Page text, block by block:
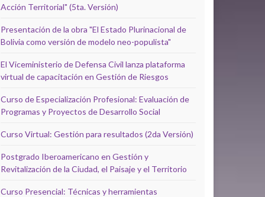
Acción Territorial" (5ta. Versión)
Presentación de la obra "El Estado Plurinacional de
Bolivia como versión de modelo neo-populista"
El Viceministerio de Defensa Civil lanza plataforma
virtual de capacitación en Gestión de Riesgos
Curso de Especialización Profesional: Evaluación de
Programas y Proyectos de Desarrollo Social
Curso Virtual: Gestión para resultados (2da Versión)
Postgrado Iberoamericano en Gestión y
Revitalización de la Ciudad, el Paisaje y el Territorio
Curso Presencial: Técnicas y herramientas